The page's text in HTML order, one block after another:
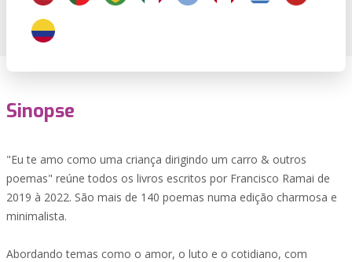
Sinopse
​​​​"Eu te amo como uma criança dirigindo um carro & outros
poemas" reúne todos os livros escritos por Francisco Ramai de
2019 à 2022. São mais de 140 poemas numa edição charmosa e
minimalista.
Abordando temas como o amor, o luto e o cotidiano, com